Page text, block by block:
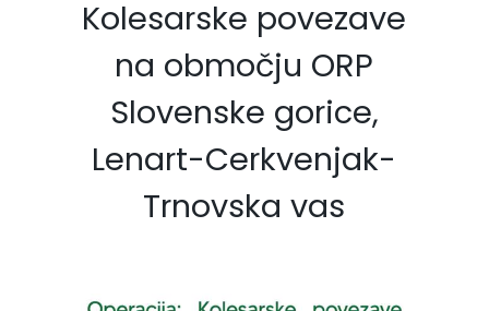
Kolesarske povezave
na območju ORP
Slovenske gorice,
Lenart-Cerkvenjak-
Trnovska vas